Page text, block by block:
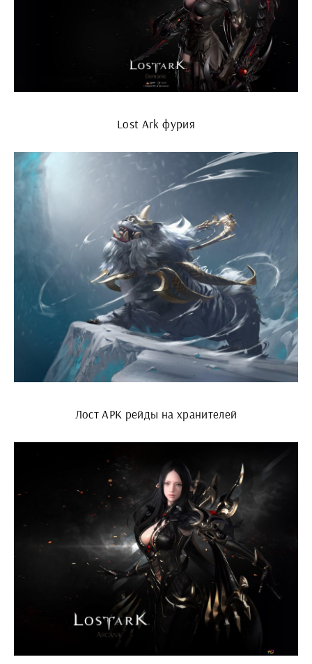
Lost Ark фурия
Лост АРК рейды на хранителей